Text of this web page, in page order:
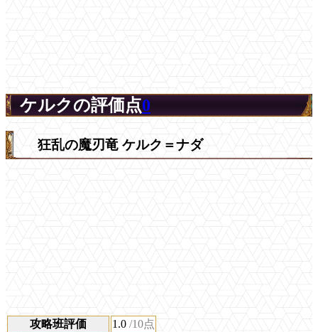
ケルクの評価点0
狂乱の魔刃竜 ケルク＝ナダ
攻略班評価 1.0 /10点